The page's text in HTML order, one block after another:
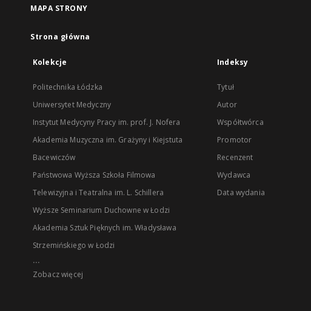
MAPA STRONY
Strona główna
Kolekcje
Politechnika Łódzka
Uniwersytet Medyczny
Instytut Medycyny Pracy im. prof. J. Nofera
Akademia Muzyczna im. Grażyny i Kiejstuta
Bacewiczów
Państwowa Wyższa Szkoła Filmowa
Telewizyjna i Teatralna im. L. Schillera
Wyższe Seminarium Duchowne w Łodzi
Akademia Sztuk Pięknych im. Władysława
Strzemińskiego w Łodzi
...
Zobacz więcej
Indeksy
Tytuł
Autor
Współtwórca
Promotor
Recenzent
Wydawca
Data wydania